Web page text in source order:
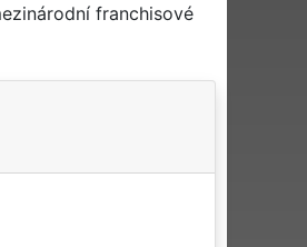
franchisové